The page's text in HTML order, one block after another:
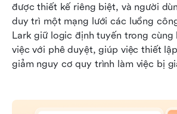
được thiết kế riêng biệt, và người
duy trì một mạng lưới các luồng
Lark giữ logic định tuyến trong cùng
việc với phê duyệt, giúp việc thiết
giảm nguy cơ quy trình làm việc bị